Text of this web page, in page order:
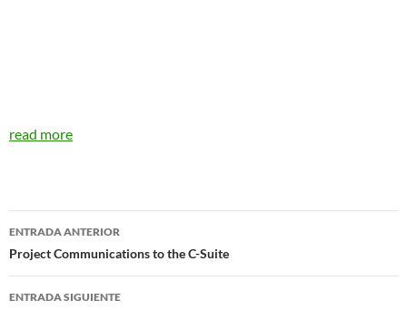
read more
Navegador
de
entradas
ENTRADA ANTERIOR
Project Communications to the C-Suite
ENTRADA SIGUIENTE